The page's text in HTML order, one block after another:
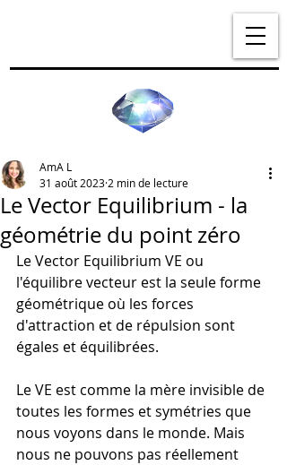
Le Vector Equilibrium - la
géométrie du point zéro
AmA L
31 août 2023 2 min de lecture
Le Vector Equilibrium VE ou
l'équilibre vecteur est la seule forme
géométrique où les forces
d'attraction et de répulsion sont
égales et équilibrées.
Le VE est comme la mère invisible de
toutes les formes et symétries que
nous voyons dans le monde. Mais
nous ne pouvons pas réellement